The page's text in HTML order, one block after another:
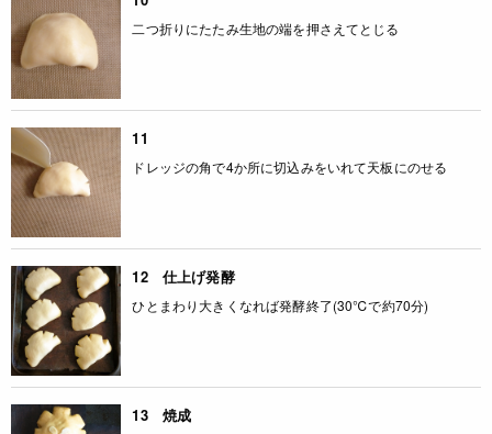
二つ折りにたたみ生地の端を押さえてとじる
11
ドレッジの角で4か所に切込みをいれて天板にのせる
12 仕上げ発酵
ひとまわり大きくなれば発酵終了(30℃で約70分)
13 焼成